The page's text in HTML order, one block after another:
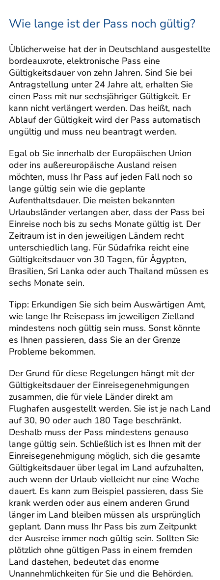
Wie lange ist der Pass noch gültig?
Üblicherweise hat der in Deutschland ausgestellte
bordeauxrote, elektronische Pass eine
Gültigkeitsdauer von zehn Jahren. Sind Sie bei
Antragstellung unter 24 Jahre alt, erhalten Sie
einen Pass mit nur sechsjähriger Gültigkeit. Er
kann nicht verlängert werden. Das heißt, nach
Ablauf der Gültigkeit wird der Pass automatisch
ungültig und muss neu beantragt werden.
Egal ob Sie innerhalb der Europäischen Union
oder ins außereuropäische Ausland reisen
möchten, muss Ihr Pass auf jeden Fall noch so
lange gültig sein wie die geplante
Aufenthaltsdauer. Die meisten bekannten
Urlaubsländer verlangen aber, dass der Pass bei
Einreise noch bis zu sechs Monate gültig ist. Der
Zeitraum ist in den jeweiligen Ländern recht
unterschiedlich lang. Für Südafrika reicht eine
Gültigkeitsdauer von 30 Tagen, für Ägypten,
Brasilien, Sri Lanka oder auch Thailand müssen es
sechs Monate sein.
Tipp: Erkundigen Sie sich beim Auswärtigen Amt,
wie lange Ihr Reisepass im jeweiligen Zielland
mindestens noch gültig sein muss. Sonst könnte
es Ihnen passieren, dass Sie an der Grenze
Probleme bekommen.
Der Grund für diese Regelungen hängt mit der
Gültigkeitsdauer der Einreisegenehmigungen
zusammen, die für viele Länder direkt am
Flughafen ausgestellt werden. Sie ist je nach Land
auf 30, 90 oder auch 180 Tage beschränkt.
Deshalb muss der Pass mindestens genauso
lange gültig sein. Schließlich ist es Ihnen mit der
Einreisegenehmigung möglich, sich die gesamte
Gültigkeitsdauer über legal im Land aufzuhalten,
auch wenn der Urlaub vielleicht nur eine Woche
dauert. Es kann zum Beispiel passieren, dass Sie
krank werden oder aus einem anderen Grund
länger im Land bleiben müssen als ursprünglich
geplant. Dann muss Ihr Pass bis zum Zeitpunkt
der Ausreise immer noch gültig sein. Sollten Sie
plötzlich ohne gültigen Pass in einem fremden
Land dastehen, bedeutet das enorme
Unannehmlichkeiten für Sie und die Behörden.